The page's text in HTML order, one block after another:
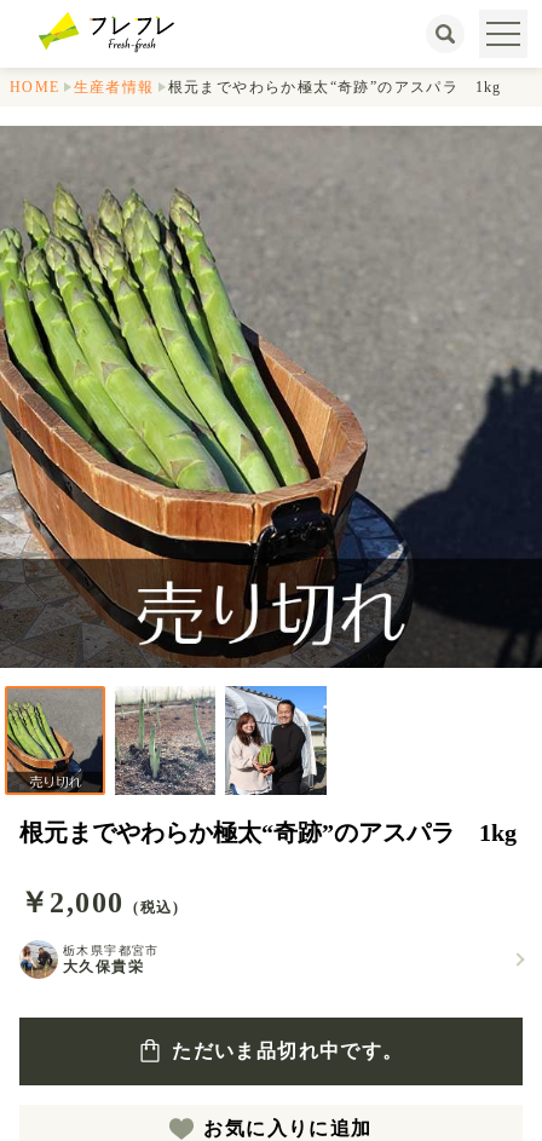
HOME 生産者情報 根元までやわらか極太“奇跡”のアスパラ 1kg
根元までやわらか極太“奇跡”のアスパラ 1kg
￥2,000 (税込)
栃木県宇都宮市
大久保貴栄
ただいま品切れ中です。
お気に入りに追加